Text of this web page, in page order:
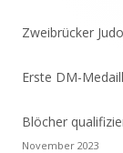
Zweibrücker
Erste DM-
Blöcher
November 2023